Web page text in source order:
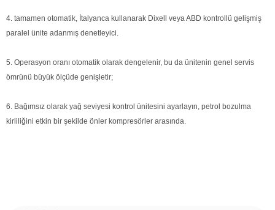
4. tamamen otomatik, İtalyanca kullanarak Dixell veya ABD kontrollü gelişmiş
paralel ünite adanmış denetleyici.
5. Operasyon oranı otomatik olarak dengelenir, bu da ünitenin genel servis
ömrünü büyük ölçüde genişletir;
6. Bağımsız olarak yağ seviyesi kontrol ünitesini ayarlayın, petrol bozulma
kirliliğini etkin bir şekilde önler kompresörler arasında.